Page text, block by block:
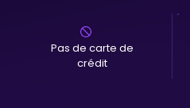
Pas de carte de
crédit